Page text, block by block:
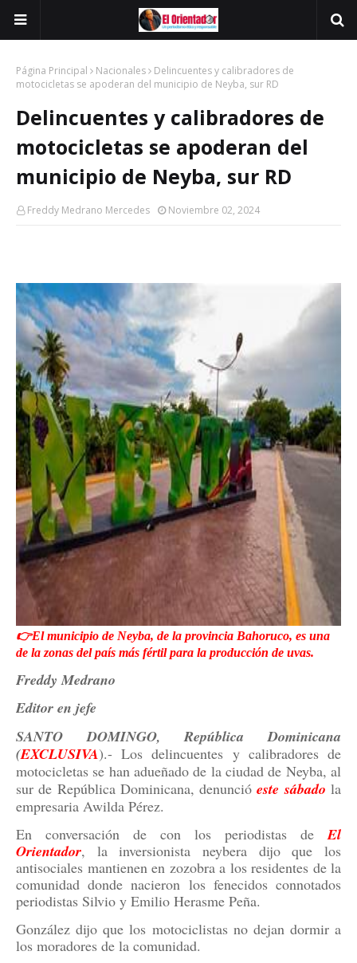
Página Principal Nacionales
Delincuentes y calibradores de
motocicletas se apoderan del municipio de Neyba, sur RD
Delincuentes y calibradores de
motocicletas se apoderan del
municipio de Neyba, sur RD
Freddy Medrano Mercedes Noviembre 02, 2024
👉El municipio de Neyba, de la provincia Bahoruco, es una
de la zonas del país más fértil para la producción de uvas.
Freddy Medrano
Editor en jefe
SANTO DOMINGO, República Dominicana
(EXCLUSIVA).- Los delincuentes y calibradores de
motocicletas se han adueñado de la ciudad de Neyba, al
sur de República Dominicana, denuncióeste sábado la
empresaria Awilda Pérez.
En conversación de con los periodistas deEl
Orientador, la inversionista neybera dijo que los
antisociales mantienen en zozobra a los residentes de la
comunidad donde nacieron los fenecidos connotados
periodistas Silvio y Emilio Herasme Peña.
González dijo que los motociclistas no dejan dormir a
los moradores de la comunidad.